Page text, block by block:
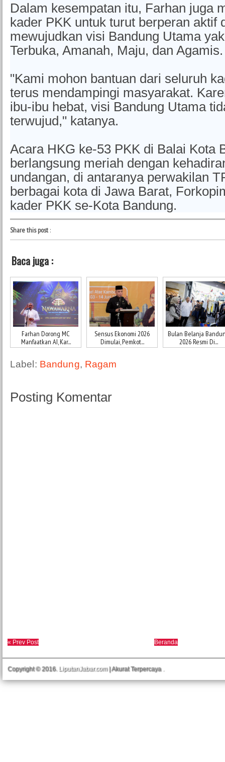
Dalam kesempatan itu, Farhan juga
kader PKK untuk turut berperan aktif
mewujudkan visi Bandung Utama
Terbuka, Amanah, Maju, dan
"Kami mohon bantuan dari seluruh
terus mendampingi masyarakat.
ibu-ibu hebat, visi Bandung Utama
terwujud," katanya.
Acara HKG ke-53 PKK di Balai Kota
berlangsung meriah dengan
undangan, di antaranya perwakilan
berbagai kota di Jawa Barat,
kader PKK se-Kota Bandung.
Share this post:
Baca juga :
Farhan Dorong MC
Manfaatkan AI, Kar...
Sensus Ekonomi 2026
Dimulai, Pemkot...
Bulan Belanja
2026 Resmi Di...
Label: Bandung, Ragam
Posting Komentar
« Prev Post Beranda
Copyright © 2016. LiputanJabar.com| Akurat Terpercaya